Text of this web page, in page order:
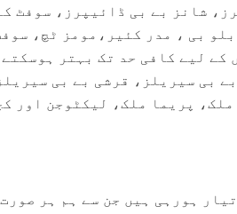
شانز بے بی ڈائیپرز، سوفٹ
بی ، مدر کئیر،مومز ٹچ،
لیے کافی حد تک بہتر ہوسکتے
بی سیریلز، قرشی بے بی
پریما ملک، لیکٹوجن اور
ہورہی ہیں جن سے ہم ہر صورت